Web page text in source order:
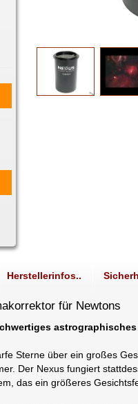
Herstellerinfos..
für Newtons
Sterne über ein großes
Der Nexus fungiert
das ein größeres